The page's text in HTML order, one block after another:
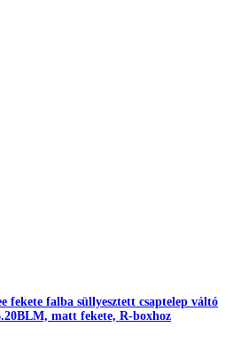
fekete falba süllyesztett csaptelep váltó
matt fekete, R-boxhoz